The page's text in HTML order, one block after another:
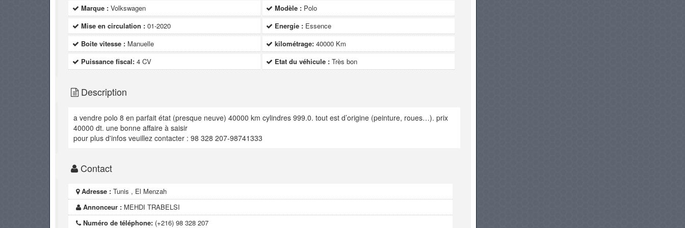
Marque : Volkswagen Modèle : Polo
Mise en circulation : 01-2020 Energie : Essence
Boite vitesse : Manuelle kilométrage: 40000 Km
Puissance fiscal: 4 CV Etat du véhicule : Très bon
Description
a vendre polo 8 en parfait état (presque neuve) 40000 km cylindres 999.0. tout est d’origine (peinture, roues…). prix
40000 dt. une bonne affaire à saisir
pour plus d'infos veuillez contacter : 98 328 207-98741333
Contact
Adresse : Tunis , El Menzah
Annonceur : MEHDI TRABELSI
Numéro de téléphone: (+216) 98 328 207